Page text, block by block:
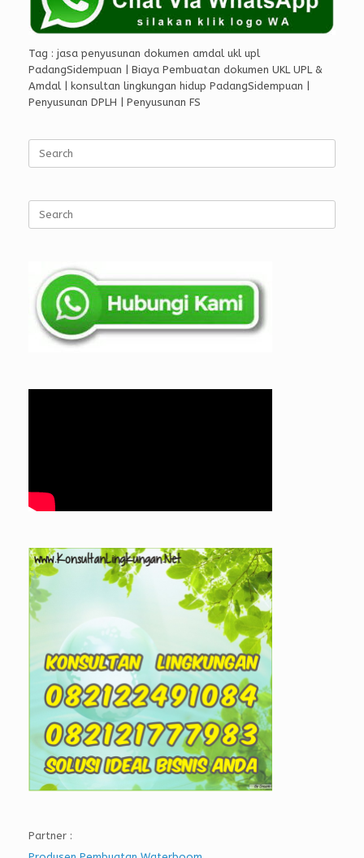
Tag : jasa penyusunan dokumen amdal ukl upl
PadangSidempuan | Biaya Pembuatan dokumen UKL UPL &
Amdal | konsultan lingkungan hidup PadangSidempuan |
Penyusunan DPLH | Penyusunan FS
Partner :